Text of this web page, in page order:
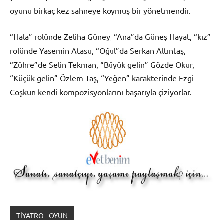
oyunu birkaç kez sahneye koymuş bir yönetmendir.
“Hala” rolünde Zeliha Güney, “Ana”da Güneş Hayat, “kız”
rolünde Yasemin Atasu, “Oğul”da Serkan Altıntaş,
“Zühre”de Selin Tekman, “Büyük gelin” Gözde Okur,
“Küçük gelin” Özlem Taş, “Yeğen” karakterinde Ezgi
Coşkun kendi kompozisyonlarını başarıyla çiziyorlar.
TİYATRO - OYUN